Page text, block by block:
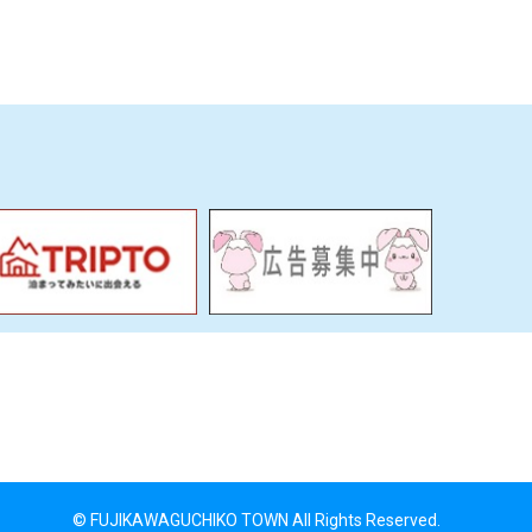
© FUJIKAWAGUCHIKO TOWN All Rights Reserved.